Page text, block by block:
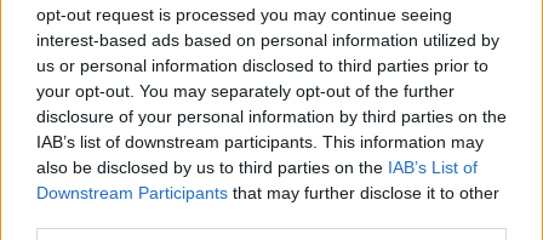
opt-out request is processed you may continue seeing
interest-based ads based on personal information utilized by
us or personal information disclosed to third parties prior to
your opt-out. You may separately opt-out of the further
disclosure of your personal information by third parties on the
IAB’s list of downstream participants. This information may
also be disclosed by us to third parties on the IAB’s List of
Downstream Participants that may further disclose it to other
Követem
#ÉLETMÓD # PSZICHOLÓGIA # ÖNFEJLESZTÉS